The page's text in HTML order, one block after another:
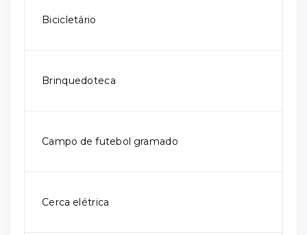
Bicicletário
Brinquedoteca
Campo de futebol gramado
Cerca elétrica